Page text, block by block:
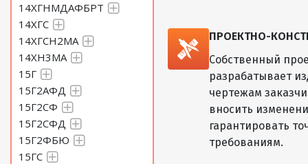
14ХГНМДАФБРТ
14ХГС
14ХГСН2МА
14ХН3МА
15Г
15Г2АФД
15Г2СФ
15Г2СФД
15Г2ФБЮ
15ГС
ПРОЕКТНО-
Собственный
разрабатывает
чертежам
вносить
гарантировать
требованиям.